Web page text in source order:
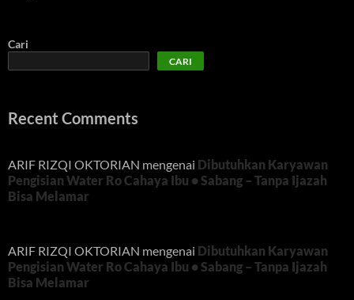
Cari
CARI
Recent Comments
ARIF RIZQI OKTORIAN mengenai Dibutuhkan Karyawan
Pengisian Water Ro Cahaya Ibu • Sabang – Tanpa Ijazah
Bisa Melamar
ARIF RIZQI OKTORIAN mengenai Dibutuhkan Karyawan
Pengisian Water Ro Cahaya Ibu • Sabang – Tanpa Ijazah
Bisa Melamar